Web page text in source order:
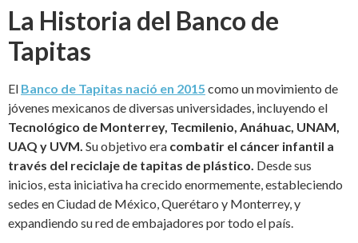
La Historia del Banco de
Tapitas
El Banco de Tapitas nació en 2015 como un movimiento de
jóvenes mexicanos de diversas universidades, incluyendo el
Tecnológico de Monterrey, Tecmilenio, Anáhuac, UNAM,
UAQ y UVM. Su objetivo era combatir el cáncer infantil a
través del reciclaje de tapitas de plástico. Desde sus
inicios, esta iniciativa ha crecido enormemente, estableciendo
sedes en Ciudad de México, Querétaro y Monterrey, y
expandiendo su red de embajadores por todo el país.